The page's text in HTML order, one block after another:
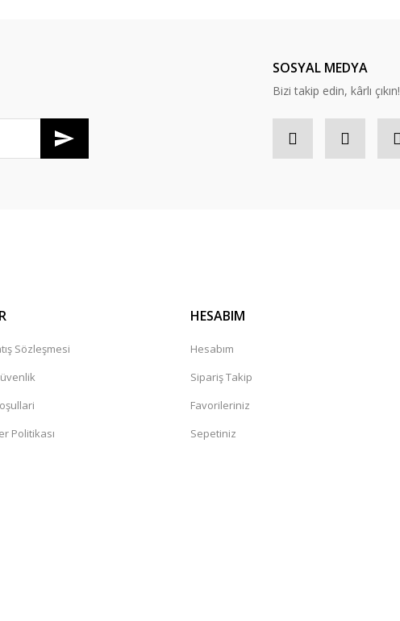
SOSYAL MEDYA
Bizi takip edin, kârlı çıkın!
Sözleşmesi
Politikası
HESABIM
Hesabım
Sipariş Takip
Favorileriniz
Sepetiniz